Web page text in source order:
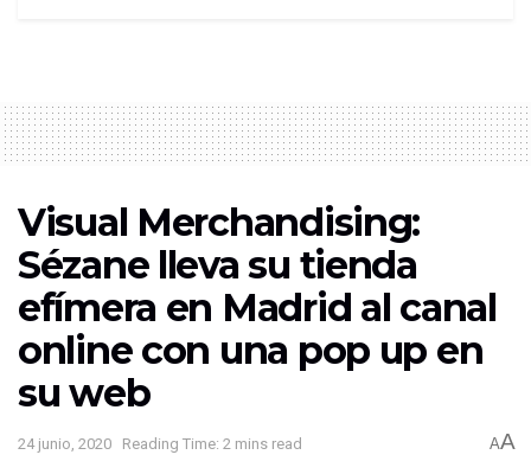
Visual Merchandising:
Sézane lleva su tienda
efímera en Madrid al canal
online con una pop up en
su web
24 junio, 2020 Reading Time: 2 mins read AA